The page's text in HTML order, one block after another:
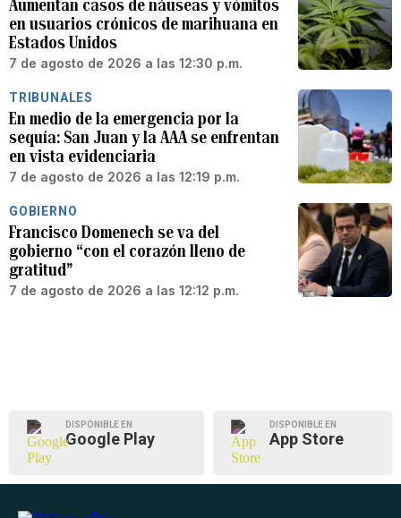
Aumentan casos de náuseas y vómitos
en usuarios crónicos de marihuana en
Estados Unidos
7 de agosto de 2026 a las 12:30 p.m.
TRIBUNALES
En medio de la emergencia por la
sequía: San Juan y la AAA se enfrentan
en vista evidenciaria
7 de agosto de 2026 a las 12:19 p.m.
GOBIERNO
Francisco Domenech se va del
gobierno “con el corazón lleno de
gratitud”
7 de agosto de 2026 a las 12:12 p.m.
DISPONIBLE EN
Google Play
DISPONIBLE EN
App Store